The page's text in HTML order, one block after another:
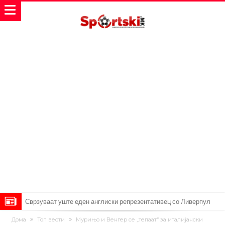
Сврзуваат уште еден англиски репрезентативец со Ливерпул
Замена за Влаховиќ: Напаѓачот на Манчестер доаѓа во Јувентус!
Дома Топ вести
Мурињо и Венгер се „тепаат“ за италијански